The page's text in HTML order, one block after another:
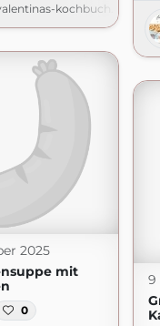
kochbuch.de
2025
mit
0
9